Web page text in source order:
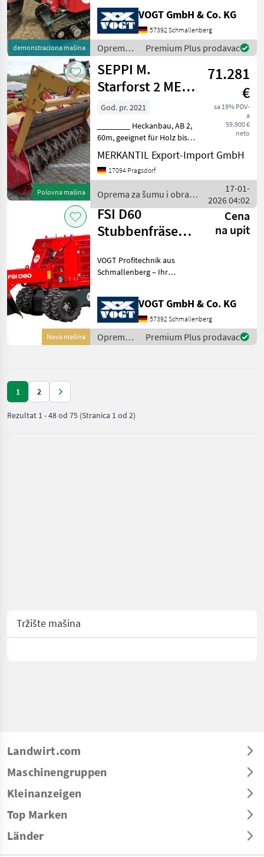
demonstraciona mašina
professionelle
Landschaftspflegetechnik =
Mehrere VOGT-Standorte +
100 Servicepartner in
Deutsch
VOGT GmbH & Co. KG
57392 Schmallenberg
Oprema
za šumu i
obradu
drveta /
FSI
Premium Plus prodavac
Polovna mašina
SEPPI M.
Starforst 2 MEC
260
71.281
€
sa 19% PDV-
a
59.900 €
neto
God. pr. 2021
________ Heckanbau, AB 2,
60m, geeignet für Holz bis
40 cm Durchmesser,
Hartmetallwerkzeuge,
Drückevorrichtung und
verstellbar, Ersatzschlegel
Op
MERKANTIL Export-Import GmbH
17094 Pragsdorf
Oprema za šumu i obradu
drveta / SEPPI M.
17-01-
2026 04:02
Nova mašina
FSI D60
Stubbenfräse
/Stockfräse
Cena
na upit
VOGT Profitechnik aus
Schmallenberg – Ihr
professionelle
Landschaftspflegetechnik =
Mehrere VOGT-Standorte +
100 Servicepartner in
Deutsch
VOGT GmbH & Co. KG
57392 Schmallenberg
Oprema
za šumu i
Premium Plus prodavac
1 2
Rezultat 1-48od 75 (Stranica 1 od 2)
Tržište mašina
Landwirt.com
Maschinengruppen
Kleinanzeigen
Top Marken
Länder